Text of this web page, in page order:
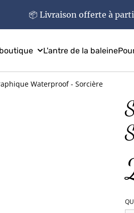
📦 Livraison offerte à
L'antre de la baleine
Waterproof - Sorcière